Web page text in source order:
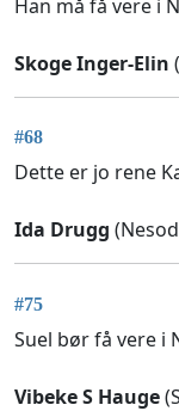
Han må få vere i
Skoge Inger-Elin
#68
Dette er jo rene
Ida Drugg
#75
Suel bør få vere i
Vibeke S Hauge